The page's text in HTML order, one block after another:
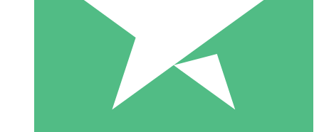
1 Téléchargement
10 00